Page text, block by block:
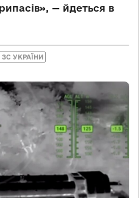
— йдеться в
УКРАЇНИ